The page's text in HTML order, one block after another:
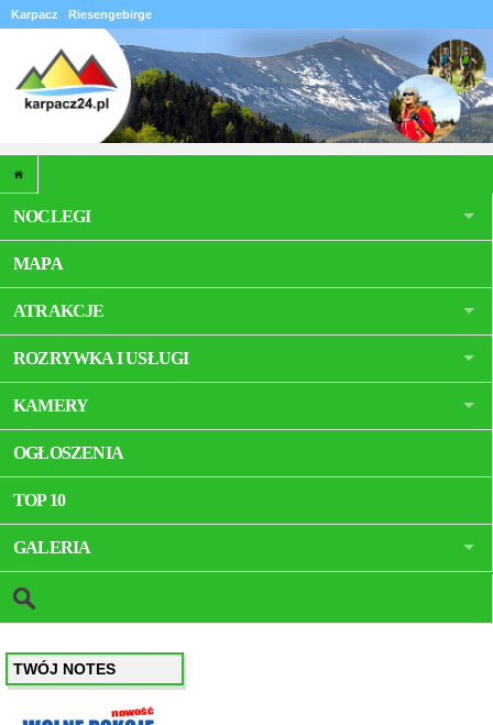
Karpacz Riesengebirge
NOCLEGI
MAPA
ATRAKCJE
ROZRYWKA I USŁUGI
KAMERY
OGŁOSZENIA
TOP 10
GALERIA
TWÓJ NOTES